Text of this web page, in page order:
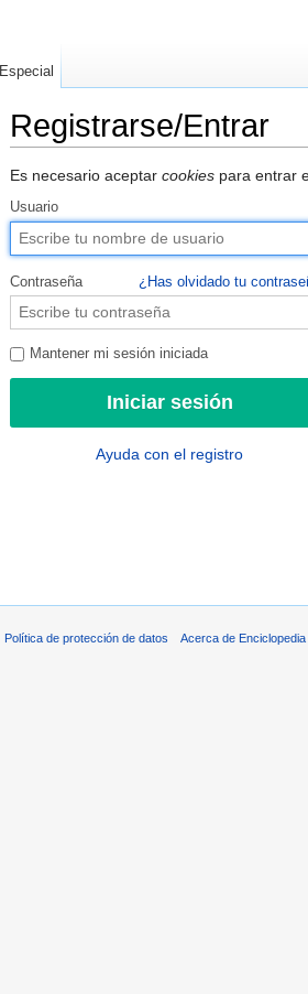
Registrarse/Entrar
Es necesario aceptar cookies para entrar
Usuario
Contraseña ¿Has olvidado tu
Mantener mi sesión iniciada
Ayuda con el registro
Especial
Política de protección de datos Acerca de